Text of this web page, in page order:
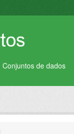
Conjuntos de dados